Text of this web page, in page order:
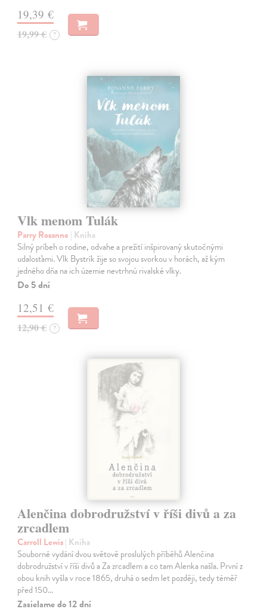
19,39 €
19,99 € ?
Vlk menom Tulák
Parry Rosanne | Kniha
Silný príbeh o rodine, odvahe a prežití inšpirovaný skutočnými
udalosťami. Vlk Bystrík žije so svojou svorkou v horách, až kým
jedného dňa na ich územie nevtrhnú rivalské vlky.
Do 5 dní
12,51 €
12,90 € ?
Alenčina dobrodružství v říši divů a za
zrcadlem
Carroll Lewis| Kniha
Souborné vydání dvou světově proslulých příběhů Alenčina
dobrodružství v říši divů a Za zrcadlem a co tam Alenka našla. První z
obou knih vyšla v roce 1865, druhá o sedm let později, tedy téměř
před 150…
Zasielame do 12 dní